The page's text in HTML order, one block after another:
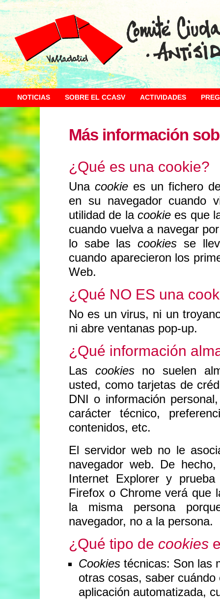
NOTICIAS SOBRE EL CCASV ACTIVIDADES
Más información
¿Qué es una cookie?
Unacookie es un fichero
en su navegador cuando
utilidad de la cookiees que
cuando vuelva a navegar
lo sabe lascookies se
cuando aparecieron los
Web.
¿Qué NO ES una
No es un virus, ni un
ni abre ventanas pop-up.
¿Qué información
Las cookiesno suelen
usted, como tarjetas de
DNI o información
carácter técnico,
contenidos, etc.
El servidor web no le
navegador web. De
Internet Explorer y
Firefox o Chrome verá que
la misma persona
navegador, no a la persona.
¿Qué tipo de cookies
Cookies técnicas: Son las
otras cosas, saber
aplicación automatizada,